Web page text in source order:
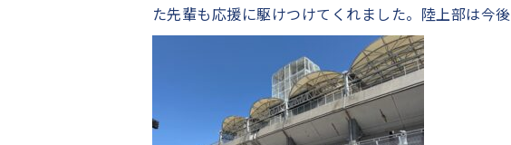
た先輩も応援に駆けつけてくれました。陸上部は今